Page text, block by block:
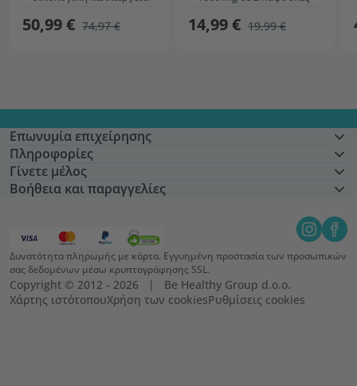
50,99 € 74,97 € 14,99 € 19,99 €
Επωνυμία επιχείρησης
Πληροφορίες
Γίνετε μέλος
Βοήθεια και παραγγελίες
Δυνατότητα πληρωμής με κάρτα. Εγγυημένη προστασία των προσωπικών
σας δεδομένων μέσω κρυπτογράφησης SSL.
Copyright © 2012 - 2026   |   Be Healthy Group d.o.o.
Χάρτης ιστότοπουΧρήση των cookiesΡυθμίσεις cookies